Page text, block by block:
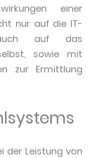
einer
nur auf die IT-
auf das
sowie mit
zur Ermittlung
der Leistung von